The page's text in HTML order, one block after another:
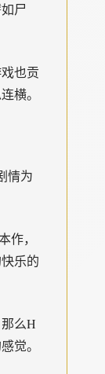
尸
也贡
横。
情为
作，
乐的
么H
觉。